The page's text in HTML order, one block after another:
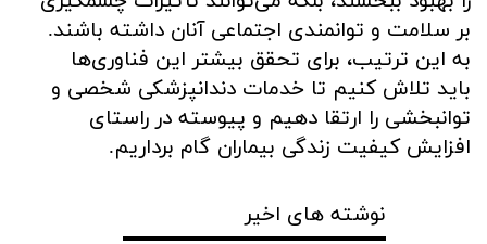
بر سلامت و توانمندی اجتماعی آنان داشته باشند.
به این ترتیب، برای تحقق بیشتر این فناوری‌ها
باید تلاش کنیم تا خدمات دندانپزشکی شخصی و
توانبخشی را ارتقا دهیم و پیوسته در راستای
افزایش کیفیت زندگی بیماران گام برداریم.
نوشته های اخیر